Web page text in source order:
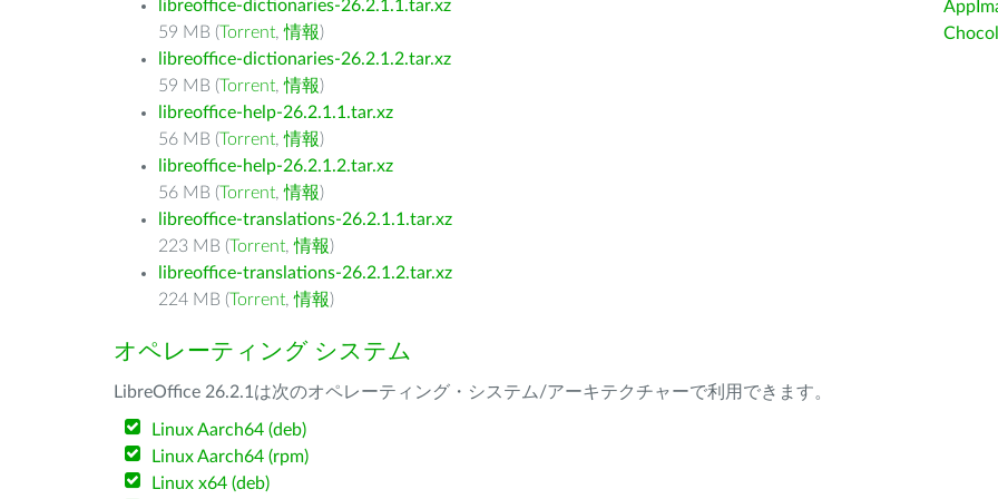
libreoffice-dictionaries-26.2.1.1.tar.xz
59 MB (Torrent,情報)
libreoffice-dictionaries-26.2.1.2.tar.xz
59 MB (Torrent,情報)
libreoffice-help-26.2.1.1.tar.xz
56 MB (Torrent,情報)
libreoffice-help-26.2.1.2.tar.xz
56 MB (Torrent,情報)
libreoffice-translations-26.2.1.1.tar.xz
223 MB (Torrent,情報)
libreoffice-translations-26.2.1.2.tar.xz
224 MB (Torrent,情報)
オペレーティング システム
LibreOffice 26.2.1は次のオペレーティング・システム/アーキテクチャーで利用できます。
Linux Aarch64 (deb)
Linux Aarch64 (rpm)
Linux x64 (deb)